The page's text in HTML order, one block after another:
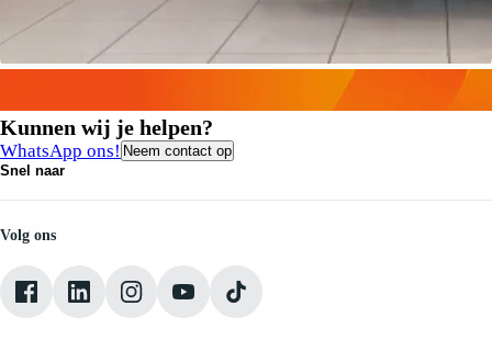
Kunnen wij je helpen?
WhatsApp ons! Neem contact op
Snel naar
Medewerkers
Onze servicebeloften
Pechhulp
Klantbeoordelingen
Verkoopvoorwaarden
Volg ons